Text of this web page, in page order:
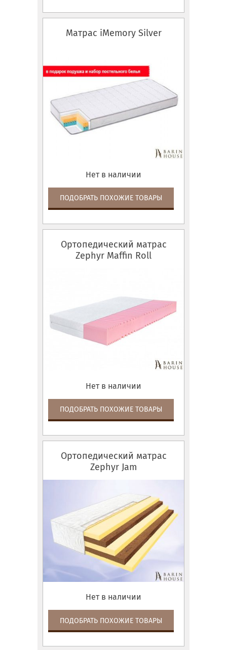
Матрас iMemory Silver
Нет в наличии
ПОДОБРАТЬ ПОХОЖИЕ ТОВАРЫ
Ортопедический матрас
Zephyr Maffin Roll
Нет в наличии
ПОДОБРАТЬ ПОХОЖИЕ ТОВАРЫ
Ортопедический матрас
Zephyr Jam
Нет в наличии
ПОДОБРАТЬ ПОХОЖИЕ ТОВАРЫ